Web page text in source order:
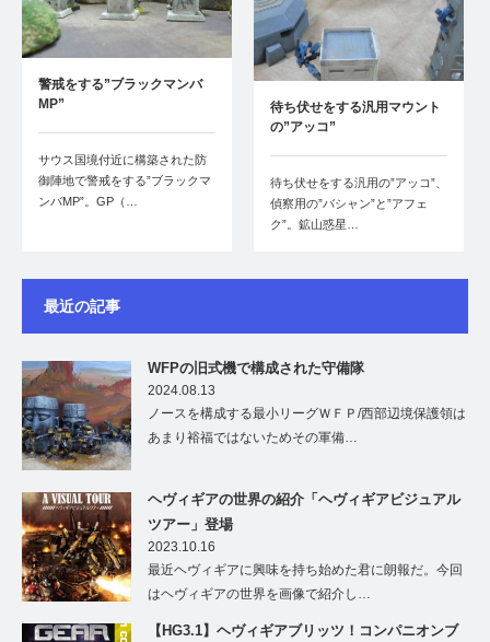
警戒をする”ブラックマンバ
MP”
サウス国境付近に構築された防
御陣地で警戒をする”ブラックマ
ンバMP”。GP（…
待ち伏せをする汎用マウント
の”アッコ”
待ち伏せをする汎用の”アッコ”、
偵察用の”バシャン”と”アフェ
ク”。鉱山惑星…
最近の記事
WFPの旧式機で構成された守備隊
2024.08.13
ノースを構成する最小リーグＷＦＰ/西部辺境保護領は
あまり裕福ではないためその軍備…
ヘヴィギアの世界の紹介「ヘヴィギアビジュアル
ツアー」登場
2023.10.16
最近ヘヴィギアに興味を持ち始めた君に朗報だ。今回
はヘヴィギアの世界を画像で紹介し…
【HG3.1】ヘヴィギアブリッツ！コンパニオンブ